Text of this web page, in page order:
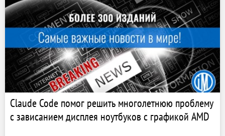
Claude Code помог решить многолетнюю проблему
с зависанием дисплея ноутбуков с графикой AMD